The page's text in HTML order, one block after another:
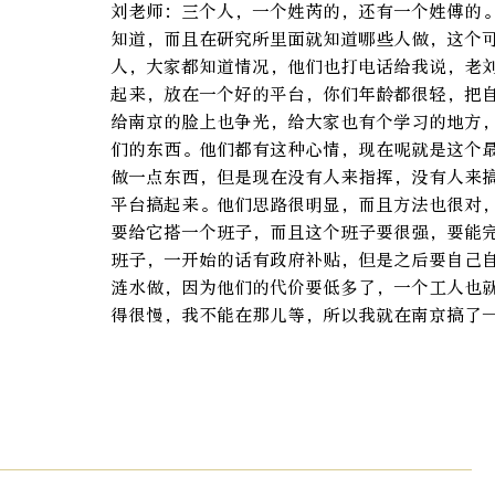
刘老师：三个人，一个姓芮的，还有一个姓傅的
知道，而且在研究所里面就知道哪些人做，这个
人，大家都知道情况，他们也打电话给我说，
起来，放在一个好的平台，你们年龄都很轻，把
给南京的脸上也争光，给大家也有个学习的地方
们的东西。他们都有这种心情，现在呢就是这个
做一点东西，但是现在没有人来指挥，没有人来
平台搞起来。他们思路很明显，而且方法也很对
要给它搭一个班子，而且这个班子要很强，要能
班子，一开始的话有政府补贴，但是之后要自己
涟水做，因为他们的代价要低多了，一个工人也
得很慢，我不能在那儿等，所以我就在南京搞了